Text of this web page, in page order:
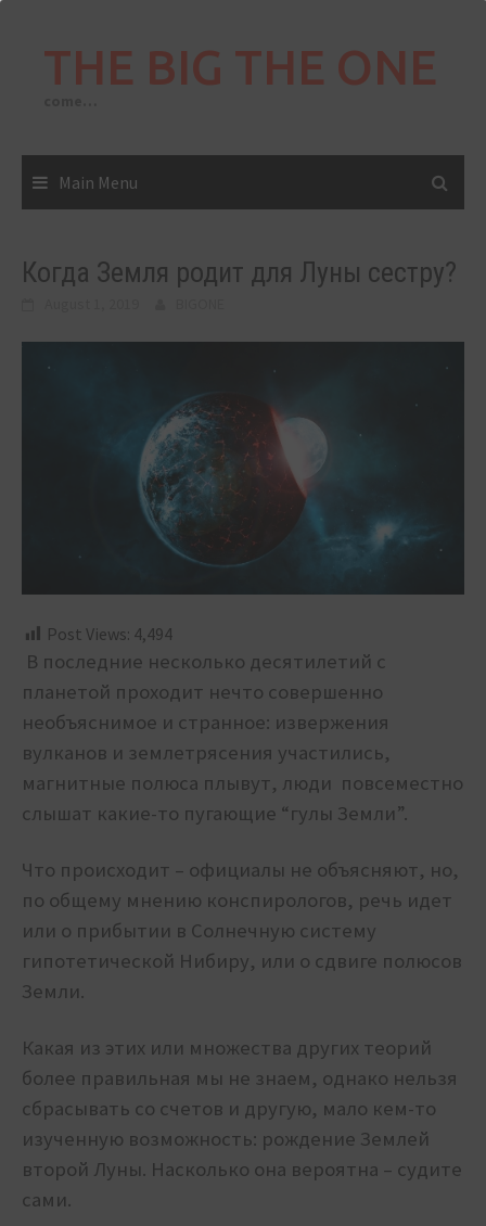
THE BIG THE ONE
Main Menu
Когда Земля родит для Луны сестру?
Post Views: 4,494
В последние несколько десятилетий с
планетой проходит нечто совершенно
необъяснимое и странное: извержения
вулканов и землетрясения участились,
магнитные полюса плывут, люди повсеместно
слышат какие-то пугающие “гулы Земли”.
Что происходит – официалы не объясняют, но,
по общему мнению конспирологов, речь идет
или о прибытии в Солнечную систему
гипотетической Нибиру, или о сдвиге полюсов
Земли.
Какая из этих или множества других теорий
более правильная мы не знаем, однако нельзя
сбрасывать со счетов и другую, мало кем-то
изученную возможность: рождение Землей
второй Луны. Насколько она вероятна – судите
сами.